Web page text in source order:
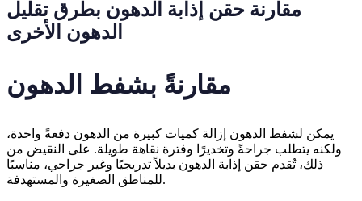
مقارنة حقن إذابة الدهون بطرق تقليل
الدهون الأخرى
مقارنةً بشفط الدهون
يمكن لشفط الدهون إزالة كميات كبيرة من الدهون دفعةً واحدة،
ولكنه يتطلب جراحةً وتخديرًا وفترة نقاهة طويلة. على النقيض من
ذلك، تُقدم حقن إذابة الدهون بديلاً تدريجيًا وغير جراحي، مناسبًا
للمناطق الصغيرة والمستهدفة.